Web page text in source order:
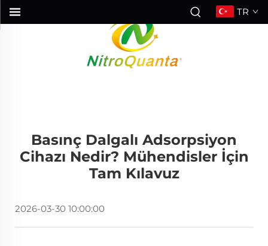
TR
Basınç Dalgalı Adsorpsiyon
Cihazı Nedir? Mühendisler İçin
Tam Kılavuz
2026-03-30 10:00:00